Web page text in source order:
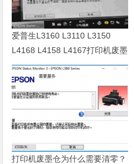
爱普生L3160 L3110 L3150
L4168 L4158 L4167打印机废墨
清零软件
打印机废墨仓为什么需要清零？